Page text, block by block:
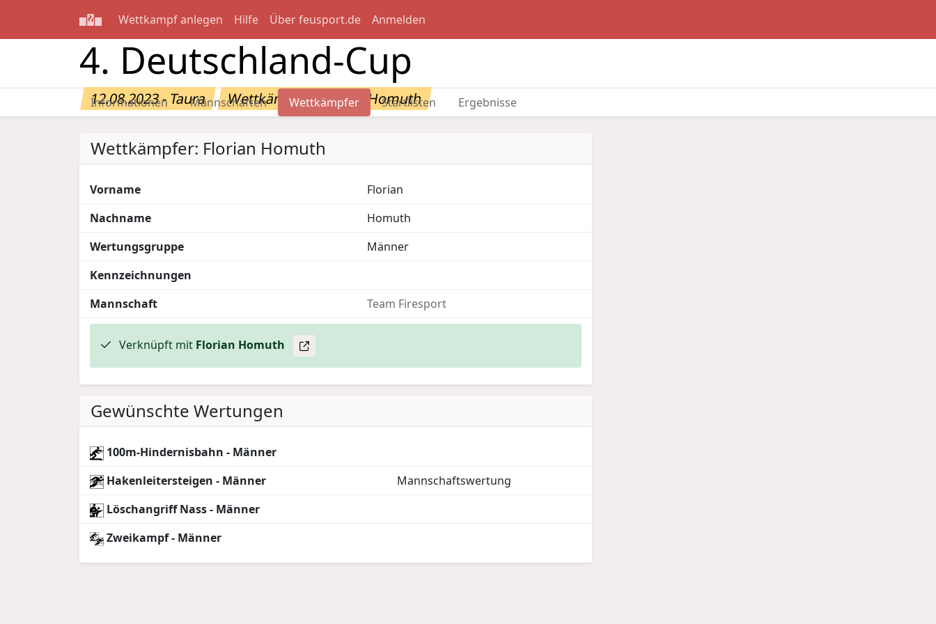
Wettkampf anlegen Hilfe Über feusport.de Anmelden
4. Deutschland-Cup
12.08.2023 - Taura Wettkämpfer: Florian Homuth
Informationen Mannschaften Wettkämpfer Startlisten Ergebnisse
Wettkämpfer: Florian Homuth
Vorname
Florian
Nachname
Homuth
Wertungsgruppe
Männer
Kennzeichnungen
Mannschaft
Team Firesport
Verknüpft mit Florian Homuth
Gewünschte Wertungen
100m-Hindernisbahn - Männer
Hakenleitersteigen - Männer
Mannschaftswertung
Löschangriff Nass - Männer
Zweikampf - Männer